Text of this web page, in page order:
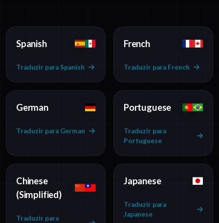
Spanish
Traduzir para Spanish
French
Traduzir para French
German
Traduzir para German
Portuguese
Traduzir para
Portuguese
Chinese
(Simplified)
Traduzir para
Japanese
Traduzir para
Japanese